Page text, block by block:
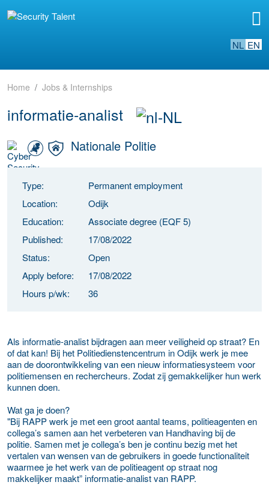
NL EN
Home Jobs & Internships
informatie-analist
Nationale Politie
Type:
Permanent employment
Location:
Odijk
Education:
Associate degree (EQF 5)
Published:
17/08/2022
Status:
Open
Apply before:
17/08/2022
Hours p/wk:
36
Als informatie-analist bijdragen aan meer veiligheid op straat? En
of dat kan! Bij het Politiedienstencentrum in Odijk werk je mee
aan de doorontwikkeling van een nieuw informatiesysteem voor
politiemensen en rechercheurs. Zodat zij gemakkelijker hun werk
kunnen doen.
Wat ga je doen?
"Bij RAPP werk je met een groot aantal teams, politieagenten en
collega’s samen aan het verbeteren van Handhaving bij de
politie. Samen met je collega’s ben je continu bezig met het
vertalen van wensen van de gebruikers in goede functionaliteit
waarmee je het werk van de politieagent op straat nog
makkelijker maakt” informatie-analist van RAPP.